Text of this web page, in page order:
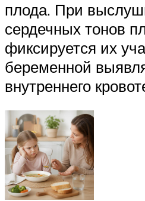
плода. При
сердечных тонов
фиксируется их
беременной
внутреннего